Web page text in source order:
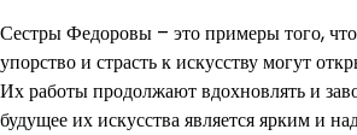
Сестры Федоровы – это примеры того, что
упорство и страсть к искусству могут
Их работы продолжают вдохновлять и
будущее их искусства является ярким и